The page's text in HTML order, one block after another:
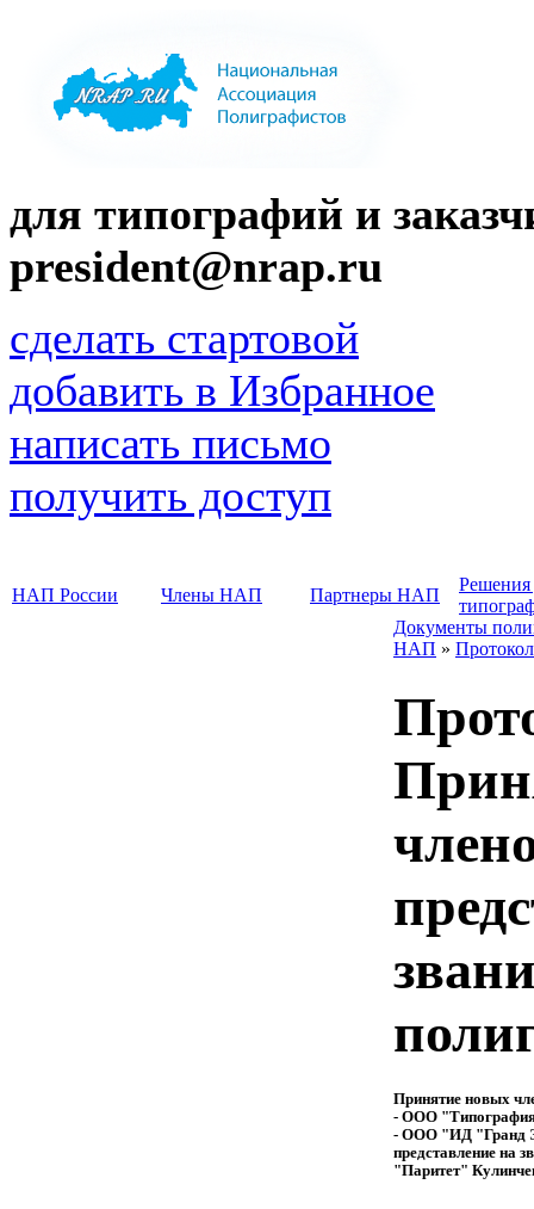
для типографий и
president@nrap.ru
сделать стартовой
добавить в Избранное
написать письмо
получить доступ
НАП России Члены НАП Партнеры НАП
Решения
Документы
НАП »
Принятие новых
- ООО "Типография
- ООО "ИД "Гранд
представление на
"Паритет"